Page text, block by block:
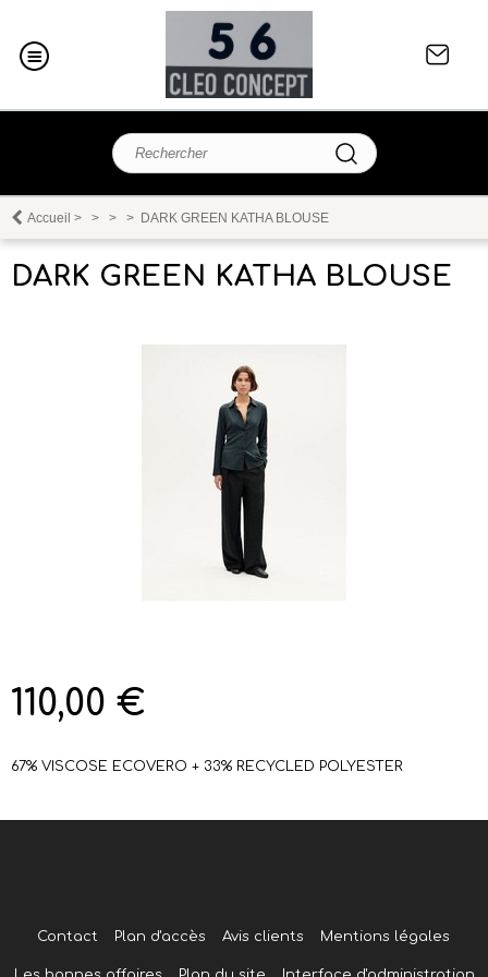
Accueil > > > > DARK GREEN KATHA BLOUSE
DARK GREEN KATHA BLOUSE
110,00 €
67% VISCOSE ECOVERO + 33% RECYCLED POLYESTER
Contact Plan d'accès Avis clients Mentions légales